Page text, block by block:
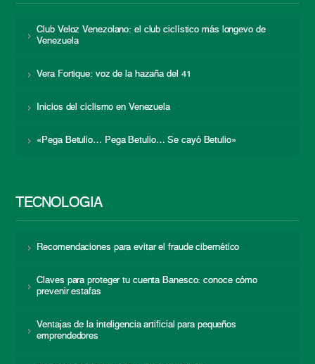
Club Veloz Venezolano: el club ciclístico más longevo de
Venezuela
Vera Fortique: voz de la hazaña del 41
Inicios del ciclismo en Venezuela
«Pega Betulio… Pega Betulio… Se cayó Betulio»
TECNOLOGÍA
Recomendaciones para evitar el fraude cibernético
Claves para proteger tu cuenta Banesco: conoce cómo
prevenir estafas
Ventajas de la inteligencia artificial para pequeños
emprendedores